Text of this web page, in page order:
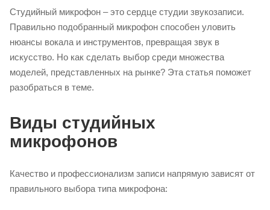
Студийный микрофон – это сердце студии звукозаписи.
Правильно подобранный микрофон способен уловить
нюансы вокала и инструментов, превращая звук в
искусство. Но как сделать выбор среди множества
моделей, представленных на рынке? Эта статья поможет
разобраться в теме.
Виды студийных
микрофонов
Качество и профессионализм записи напрямую зависят от
правильного выбора типа микрофона: